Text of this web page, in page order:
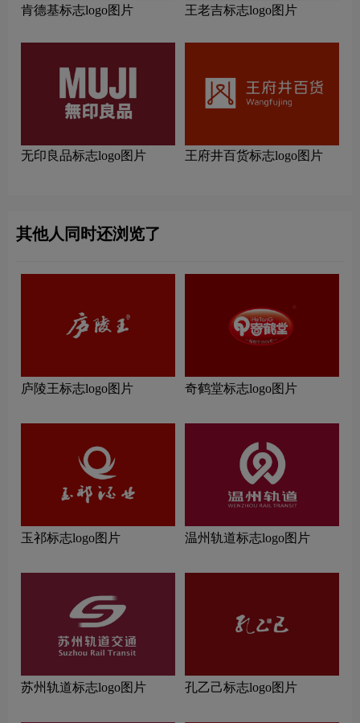
肯德基标志logo图片 王老吉标志logo图片
无印良品标志logo图片 王府井百货标志logo图片
其他人同时还浏览了
庐陵王标志logo图片 奇鹤堂标志logo图片
玉祁标志logo图片 温州轨道标志logo图片
苏州轨道标志logo图片 孔乙己标志logo图片